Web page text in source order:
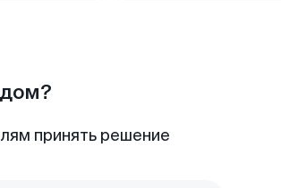
принять решение